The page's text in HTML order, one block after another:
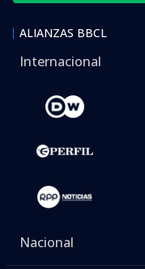
ALIANZAS BBCL
Internacional
Nacional